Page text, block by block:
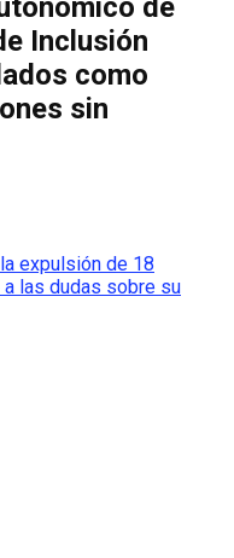
de
Inclusión
como
sin